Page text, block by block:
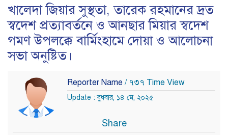
খালেদা জিয়ার সুস্থতা, তারেক রহমানের দ্রত
স্বদেশ প্রত্যাবর্তনে ও আনছার মিয়ার স্বদেশ
গমণ উপলক্কে বার্মিংহামে দোয়া ও আলোচনা
সভা অনুষ্টিত।
Reporter Name / ৭৩৭ Time View
Update : বুধবার, ১৪ মে, ২০২৫
Share